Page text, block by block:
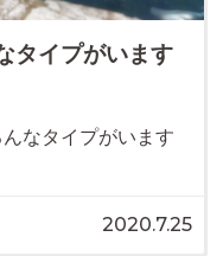
タイプがいます
なタイプがいます
2020.7.25